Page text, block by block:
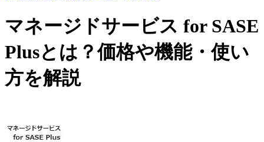
マネージドサービス for SASE
Plusとは？価格や機能・使い
方を解説